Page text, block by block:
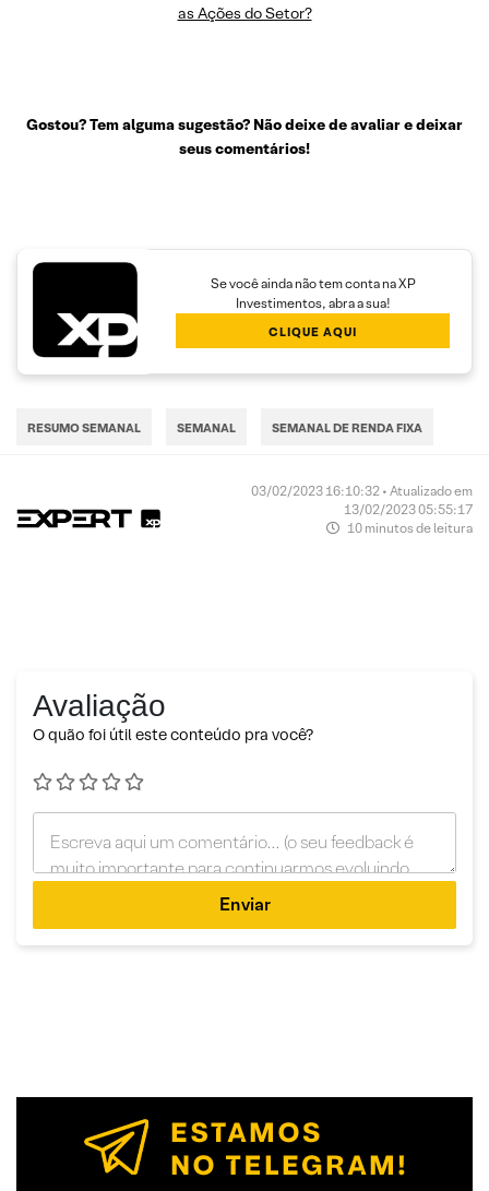
as Ações do Setor?
Gostou? Tem alguma sugestão? Não deixe de avaliar e deixar
seus comentários!
Se você ainda não tem conta na XP
Investimentos, abra a sua!
CLIQUE AQUI
RESUMO SEMANAL SEMANAL SEMANAL DE RENDA FIXA
03/02/2023 16:10:32 • Atualizado em
13/02/2023 05:55:17
10 minutos de leitura
Avaliação
O quão foi útil este conteúdo pra você?
Enviar